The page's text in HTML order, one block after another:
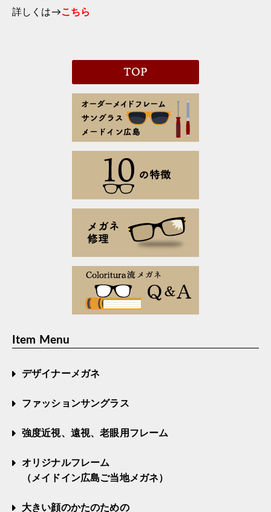
詳しくは→こちら
Item Menu
デザイナーメガネ
ファッションサングラス
強度近視、遠視、老眼用フレーム
オリジナルフレーム
（メイドイン広島ご当地メガネ）
大きい顔のかたのための